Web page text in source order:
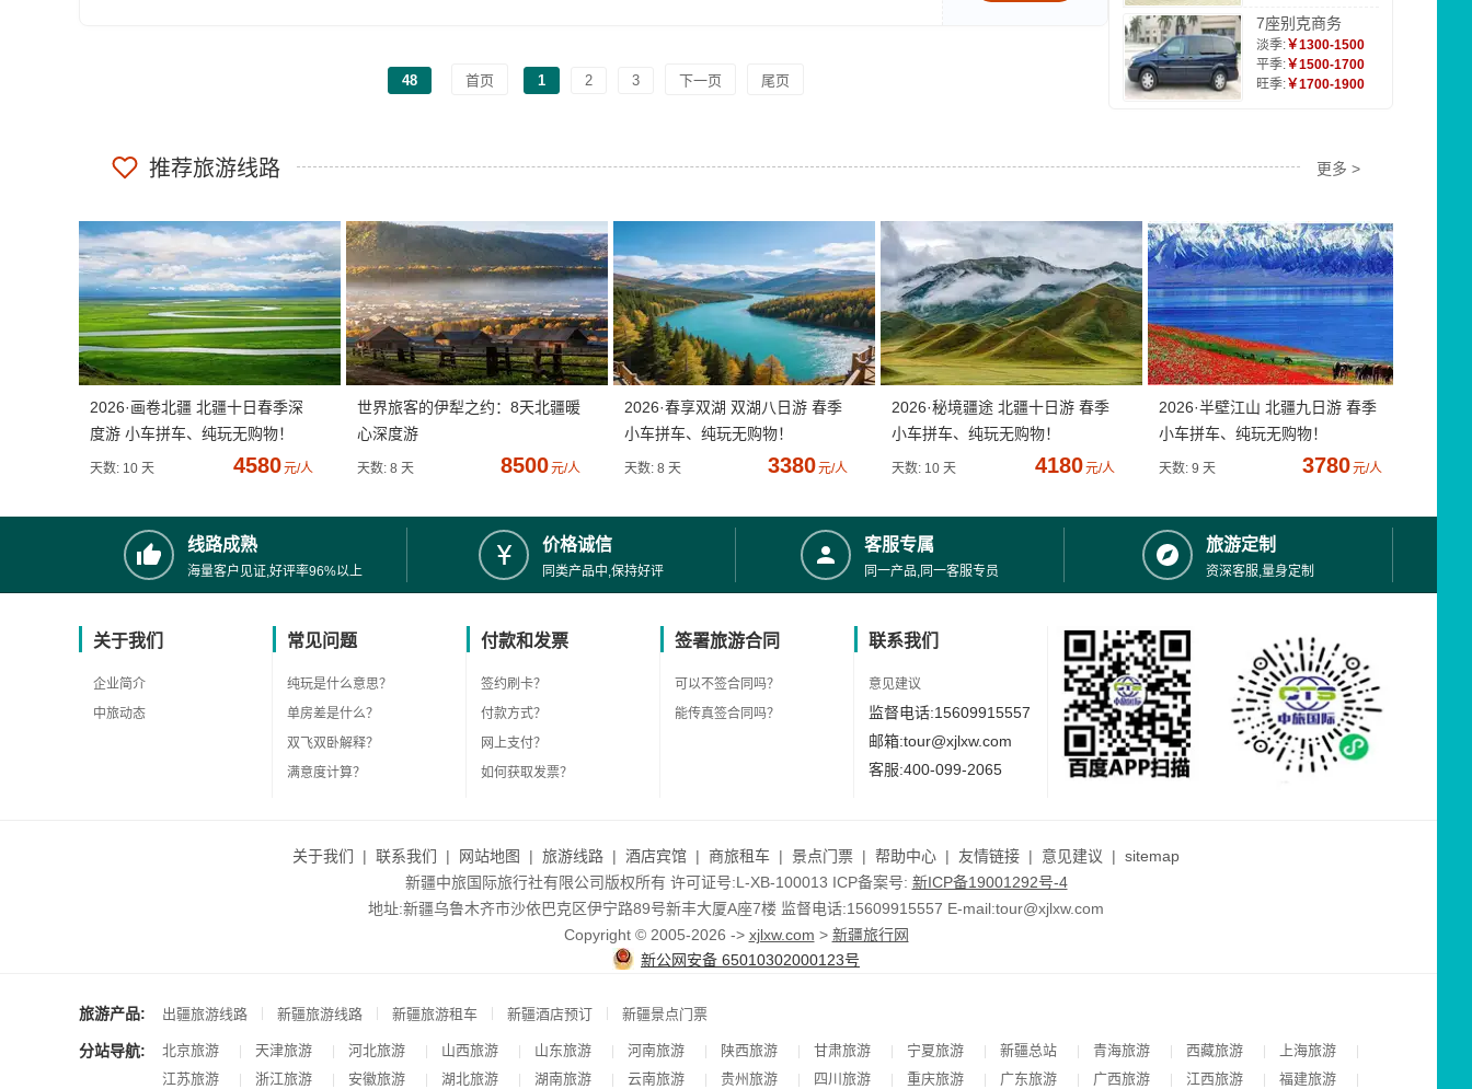
48 首页 1 2 3 下一页 尾页
7座别克商务
淡季:￥1300-1500
平季:￥1500-1700
旺季:￥1700-1900
推荐旅游线路 更多 >
2026·画卷北疆 北疆十日春季深
度游 小车拼车、纯玩无购物！
天数: 10 天 4580元/人
世界旅客的伊犁之约：8天北疆暖
心深度游
天数: 8 天 8500元/人
2026·春享双湖 双湖八日游 春季
小车拼车、纯玩无购物！
天数: 8 天 3380元/人
2026·秘境疆途 北疆十日游 春季
小车拼车、纯玩无购物！
天数: 10 天 4180元/人
2026·半壁江山 北疆九日游 春季
小车拼车、纯玩无购物！
天数: 9 天 3780元/人
线路成熟
海量客户见证,好评率96%以上
价格诚信
同类产品中,保持好评
客服专属
同一产品,同一客服专员
旅游定制
资深客服,量身定制
关于我们
企业简介
中旅动态
常见问题
纯玩是什么意思？
单房差是什么？
双飞双卧解释？
满意度计算？
付款和发票
签约刷卡？
付款方式？
网上支付？
如何获取发票？
签署旅游合同
可以不签合同吗？
能传真签合同吗？
联系我们
意见建议
监督电话:15609915557
邮箱:tour@xjlxw.com
客服:400-099-2065
关于我们 | 联系我们 | 网站地图 | 旅游线路 | 酒店宾馆 | 商旅租车 | 景点门票 | 帮助中心 | 友情链接 | 意见建议 | sitemap
新疆中旅国际旅行社有限公司版权所有 许可证号:L-XB-100013 ICP备案号: 新ICP备19001292号-4
地址:新疆乌鲁木齐市沙依巴克区伊宁路89号新丰大厦A座7楼 监督电话:15609915557 E-mail:tour@xjlxw.com
Copyright © 2005-2026 -> xjlxw.com > 新疆旅行网
新公网安备 65010302000123号
旅游产品: 出疆旅游线路 新疆旅游线路 新疆旅游租车 新疆酒店预订 新疆景点门票
分站导航: 北京旅游 天津旅游 河北旅游 山西旅游 山东旅游 河南旅游 陕西旅游 甘肃旅游 宁夏旅游 新疆总站 青海旅游 西藏旅游 上海旅游
江苏旅游 浙江旅游 安徽旅游 湖北旅游 湖南旅游 云南旅游 贵州旅游 四川旅游 重庆旅游 广东旅游 广西旅游 江西旅游 福建旅游